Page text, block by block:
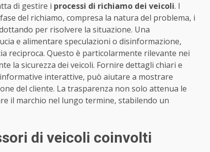
di gestire i processi di richiamo dei veicoli. I
del richiamo, compresa la natura del problema, i
per risolvere la situazione. Una
e alimentare speculazioni o disinformazione,
reciproca. Questo è particolarmente rilevante nei
la sicurezza dei veicoli. Fornire dettagli chiari e
interattive, può aiutare a mostrare
del cliente. La trasparenza non solo attenua le
il marchio nel lungo termine, stabilendo un
di veicoli coinvolti